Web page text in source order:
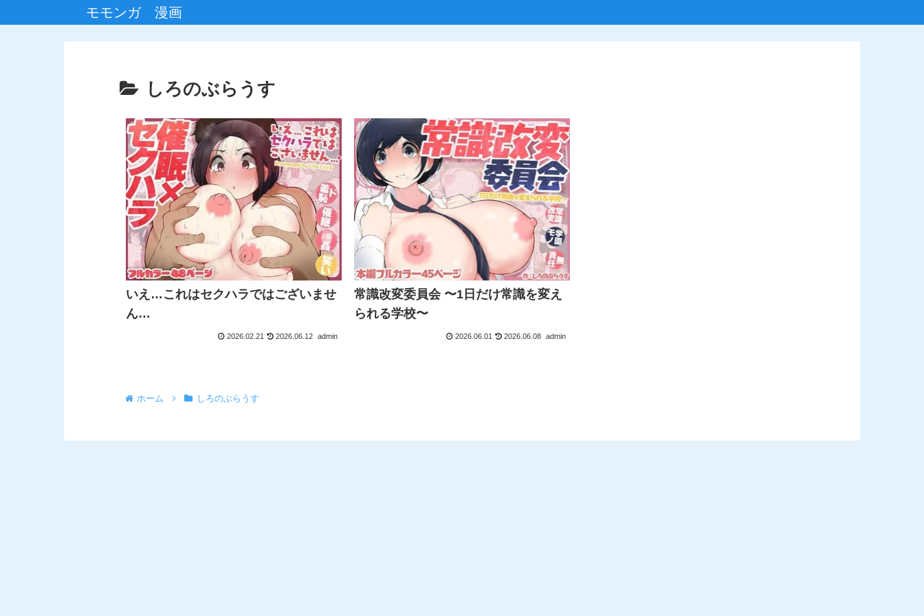
モモンガ 漫画
しろのぶらうす
いえ…これはセクハラではございませ
ん…
2026.02.21 2026.06.12 admin
常識改変委員会 〜1日だけ常識を変え
られる学校〜
2026.06.01 2026.06.08 admin
ホーム しろのぶらうす